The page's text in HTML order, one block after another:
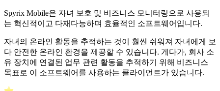
Spyrix Mobile은 자녀 보호 및 비즈니스 모니터링으로 사용되
는 혁신적이고 다재다능하며 효율적인 소프트웨어입니다.
자녀의 온라인 활동을 추적하는 것이 훨씬 쉬워져 자녀에게 보
다 안전한 온라인 환경을 제공할 수 있습니다. 게다가, 회사 소
유 장치에 연결된 업무 관련 활동을 추적하기 위해 비즈니스
목표로 이 소프트웨어를 사용하는 클라이언트가 있습니다.